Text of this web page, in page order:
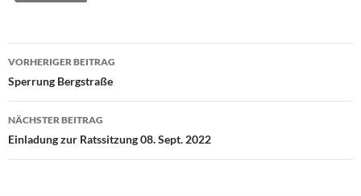
Beitragsnavigation
VORHERIGER BEITRAG
Sperrung Bergstraße
NÄCHSTER BEITRAG
Einladung zur Ratssitzung 08. Sept. 2022